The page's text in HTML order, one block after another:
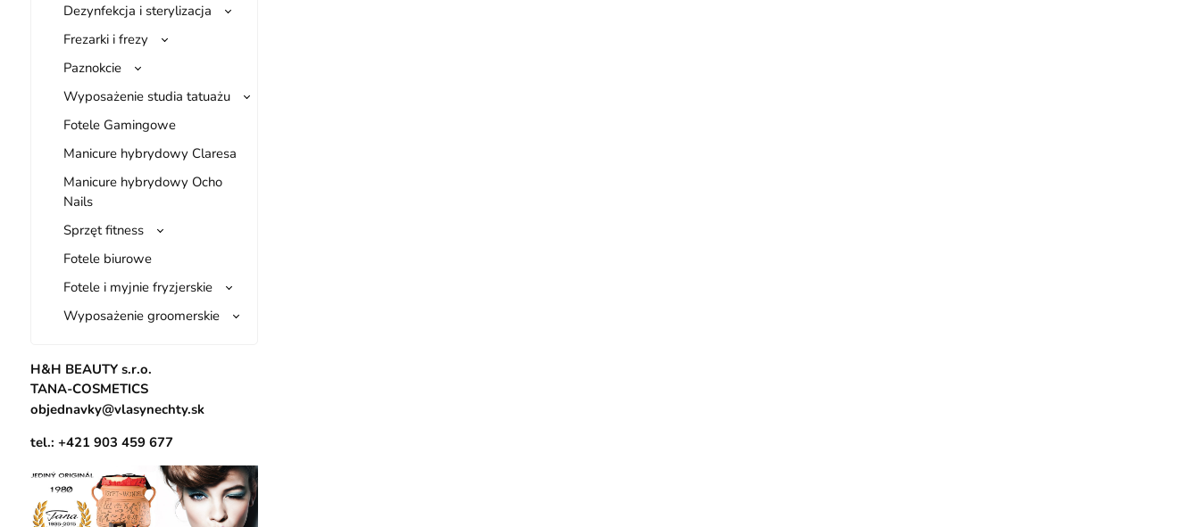
Dezynfekcja i sterylizacja
Frezarki i frezy
Paznokcie
Wyposażenie studia tatuażu
Fotele Gamingowe
Manicure hybrydowy Claresa
Manicure hybrydowy Ocho
Nails
Sprzęt fitness
Fotele biurowe
Fotele i myjnie fryzjerskie
Wyposażenie groomerskie
H&H BEAUTY s.r.o.
TANA-COSMETICS
objednavky@vlasynechty.sk
tel.: +421 903 459 677